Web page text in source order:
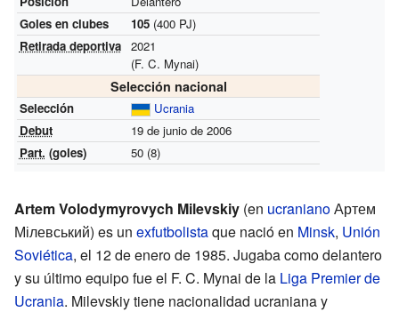
Goles en clubes
105(400 PJ)
Retirada deportiva 2021
(F. C. Mynai)
Selección nacional
Selección
Ucrania
Debut
19 de junio de 2006
Part. (goles) 50 (8)
Artem Volodymyrovych Milevskiy (en ucranianoАртем
Мілевський) es un exfutbolistaque nació en Minsk, Unión
Soviética, el 12 de enero de 1985. Jugaba como delantero
y su último equipo fue el F. C. Mynai de la Liga Premier de
Ucrania. Milevskiy tiene nacionalidad ucraniana y